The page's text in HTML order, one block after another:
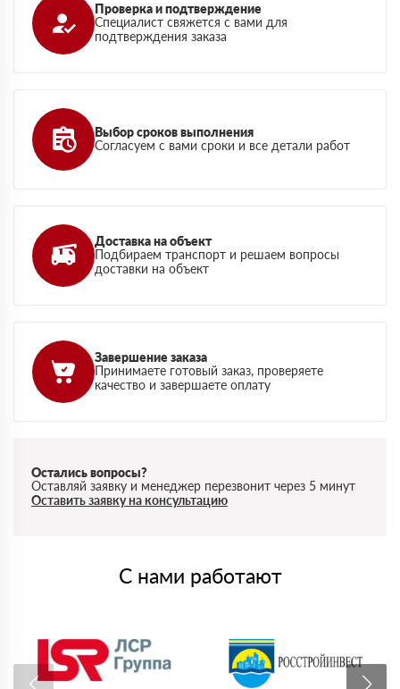
Проверка и подтверждение
Специалист свяжется с вами для
подтверждения заказа
Выбор сроков выполнения
Согласуем с вами сроки и все детали работ
Доставка на объект
Подбираем транспорт и решаем вопросы
доставки на объект
Завершение заказа
Принимаете готовый заказ, проверяете
качество и завершаете оплату
Остались вопросы?
Оставляй заявку и менеджер перезвонит через 5 минут
Оставить заявку на консультацию
С нами работают